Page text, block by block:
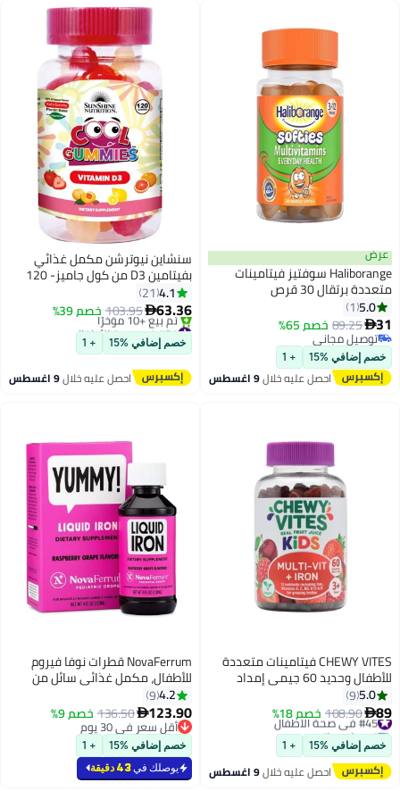
عرض
Haliborange سوفتيز فيتامينات
متعددة برتقال 30 قرص
5.0
1
31
89.25خصم 65%
توصيل مجاني
توصيل مجاني
خصم إضافي %15 + 1
احصل عليه خلال9 اغسطس
سنشاين نيوترشن مكمل غذائي
بفيتامين D3 من كول جاميز- 120
قرص - مضغ
4.1
21
63.36
103.95خصم 39%
#31 في صحة الأطفال
أقل سعر في 7 يوم
توصيل مجاني
تم بيع +10 مؤخرًا
#31 في صحة الأطفال
خصم إضافي %15 + 1
احصل عليه خلال9 اغسطس
CHEWY VITES فيتامينات متعددة
للأطفال وحديد 60 جيمي إمداد
لمدة شهرين عصير فواكه حقيقي
سنوات وما فوق
5.0
9
89
108.90خصم 18% #45 في صحة الأطفال
توصيل مجاني
تم بيع +20 مؤخرًا
#45 في صحة الأطفال
خصم إضافي %15 + 1
احصل عليه خلال9 اغسطس
NovaFerrum قطرات نوفا فيروم
للأطفال، مكمل غذائي سائل من
الحديد، 4 أونصة سائلة (120 مل) -
نكهة التوت والعنب
4.2
9
123.90
136.50خصم 9%
أقل سعر في 30 يوم
أقل سعر في 30 يوم
خصم إضافي %15 + 1
يوصلك في43 دقيقة